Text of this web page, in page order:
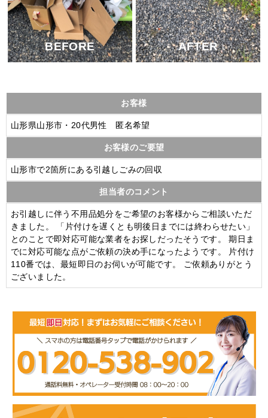
BEFORE AFTER
お客様
山形県山形市・20代男性 匿名希望
お客様のご要望
山形市で2箇所にある引越しごみの回収
担当者のコメント
お引越しに伴う不用品処分をご希望のお客様からご相談いただ
きました。 「片付けを遅くとも明後日までには終わらせたい」
とのことで即対応可能な業者をお探しだったそうです。 期日ま
でに対応可能な点がご依頼の決め手になったようです。 片付け
110番では、最短即日のお伺いが可能です。 ご依頼ありがとう
ございました。